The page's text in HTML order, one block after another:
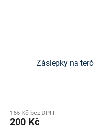
Záslepky na
165 Kč bez DPH
200 Kč